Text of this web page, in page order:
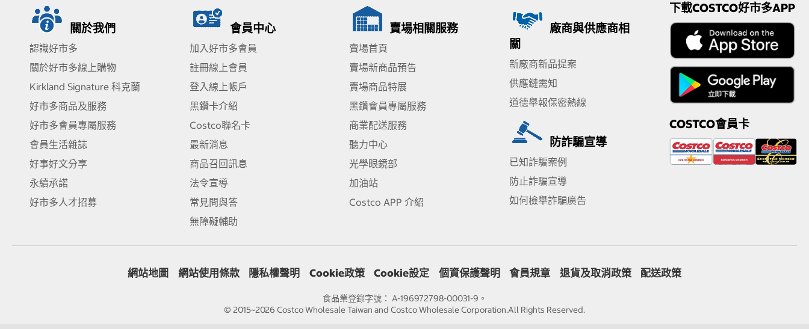
關於我們
認識好市多
關於好市多線上購物
Kirkland Signature 科克蘭
好市多商品及服務
好市多會員專屬服務
會員生活雜誌
好事好文分享
永續承諾
好市多人才招募
會員中心
加入好市多會員
註冊線上會員
登入線上帳戶
黑鑽卡介紹
Costco聯名卡
最新消息
商品召回訊息
法令宣導
常見問與答
無障礙輔助
賣場相關服務
賣場首頁
賣場新商品預告
賣場商品特展
黑鑽會員專屬服務
商業配送服務
聽力中心
光學眼鏡部
加油站
Costco APP 介紹
廠商與供應商相
關
新廠商新品提案
供應鏈需知
道德舉報保密熱線
防詐騙宣導
已知詐騙案例
防止詐騙宣導
如何檢舉詐騙廣告
下載COSTCO好市多APP
COSTCO會員卡
網站地圖 網站使用條款 隱私權聲明 Cookie政策 Cookie設定 個資保護聲明 會員規章 退貨及取消政策 配送政策
食品業登錄字號： A-196972798-00031-9。
© 2015~2026 Costco Wholesale Taiwan and Costco Wholesale Corporation.All Rights Reserved.